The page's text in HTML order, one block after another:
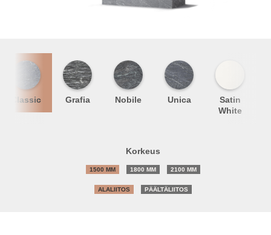
Classic Grafia Nobile Unica
Satin
White
Korkeus
1500 MM 1800 MM 2100 MM
ALALIITOS PÄÄLTÄLIITOS